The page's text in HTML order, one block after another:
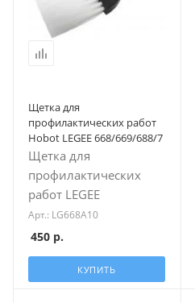
Щетка для
профилактических работ
Hobot LEGEE 668/669/688/7
Щетка для
профилактических
работ LEGEE
Арт.: LG668A10
450 р.
КУПИТЬ